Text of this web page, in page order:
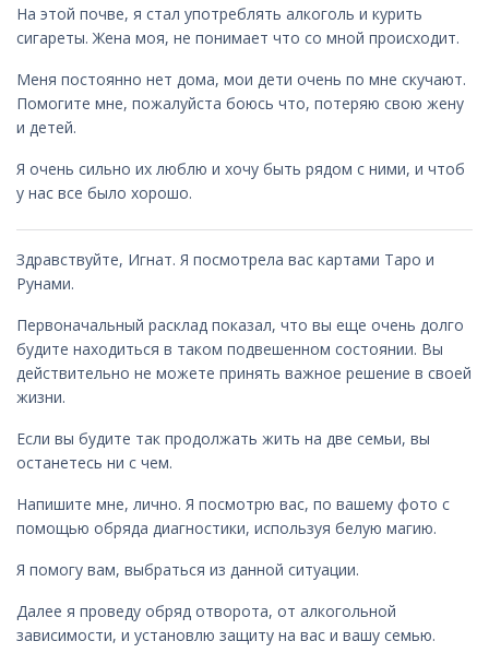
На этой почве, я стал употреблять алкоголь и курить
сигареты. Жена моя, не понимает что со мной происходит.
Меня постоянно нет дома, мои дети очень по мне скучают.
Помогите мне, пожалуйста боюсь что, потеряю свою жену
и детей.
Я очень сильно их люблю и хочу быть рядом с ними, и чтоб
у нас все было хорошо.
Здравствуйте, Игнат. Я посмотрела вас картами Таро и
Рунами.
Первоначальный расклад показал, что вы еще очень долго
будите находиться в таком подвешенном состоянии. Вы
действительно не можете принять важное решение в своей
жизни.
Если вы будите так продолжать жить на две семьи, вы
останетесь ни с чем.
Напишите мне, лично. Я посмотрю вас, по вашему фото с
помощью обряда диагностики, используя белую магию.
Я помогу вам, выбраться из данной ситуации.
Далее я проведу обряд отворота, от алкогольной
зависимости, и установлю защиту на вас и вашу семью.